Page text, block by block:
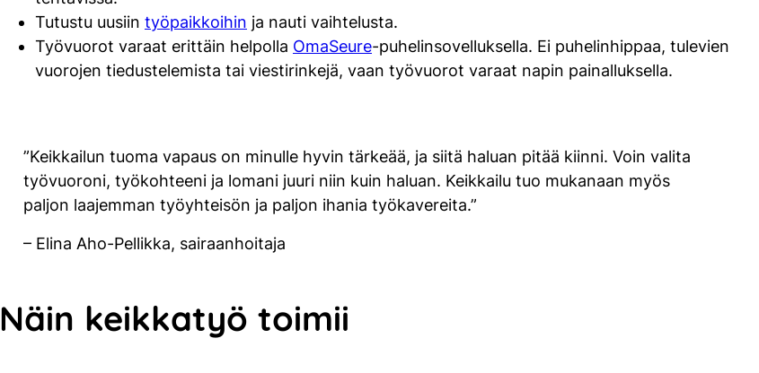
Tutustu uusiin työpaikkoihin ja nauti vaihtelusta.
Työvuorot varaat erittäin helpolla OmaSeure-puhelinsovelluksella. Ei puhelinhippaa, tulevien
vuorojen tiedustelemista tai viestirinkejä, vaan työvuorot varaat napin painalluksella.
”Keikkailun tuoma vapaus on minulle hyvin tärkeää, ja siitä haluan pitää kiinni. Voin valita
työvuoroni, työkohteeni ja lomani juuri niin kuin haluan. Keikkailu tuo mukanaan myös
paljon laajemman työyhteisön ja paljon ihania työkavereita.”
– Elina Aho-Pellikka, sairaanhoitaja
Näin keikkatyö toimii